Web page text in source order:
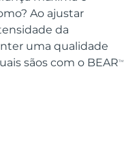
Ao ajustar
da
uma qualidade
sãos com o BEARTM
KIWI™
essentials
Scalp
Gel